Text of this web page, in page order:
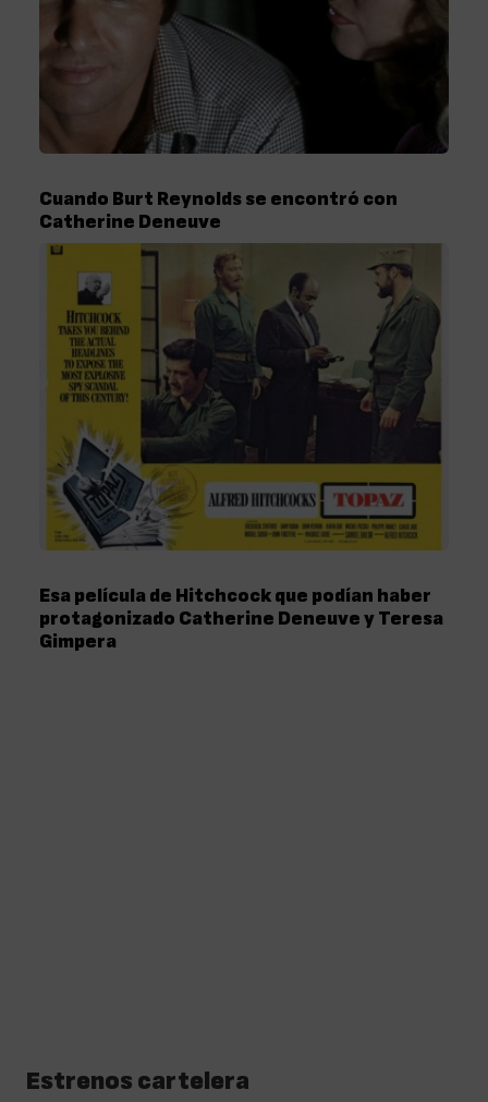
Cuando Burt Reynolds se encontró con
Catherine Deneuve
Esa película de Hitchcock que podían haber
protagonizado Catherine Deneuve y Teresa
Gimpera
Estrenos cartelera